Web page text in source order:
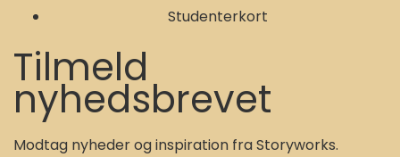
Studenterkort
Tilmeld
nyhedsbrevet
Modtag nyheder og inspiration fra Storyworks.